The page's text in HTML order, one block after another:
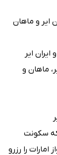
ایر و ماهان
ایر
ماهان و
که سکونت
را رزرو